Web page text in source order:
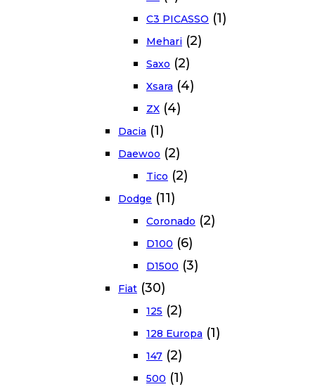
C3 PICASSO (1)
Mehari (2)
Saxo (2)
Xsara (4)
ZX (4)
Dacia (1)
Daewoo (2)
Tico (2)
Dodge (11)
Coronado (2)
D100 (6)
D1500 (3)
Fiat (30)
125 (2)
128 Europa (1)
147 (2)
500 (1)